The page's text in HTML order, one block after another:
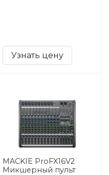
Узнать цену
MACKIE ProFX16V2
Микшерный пульт